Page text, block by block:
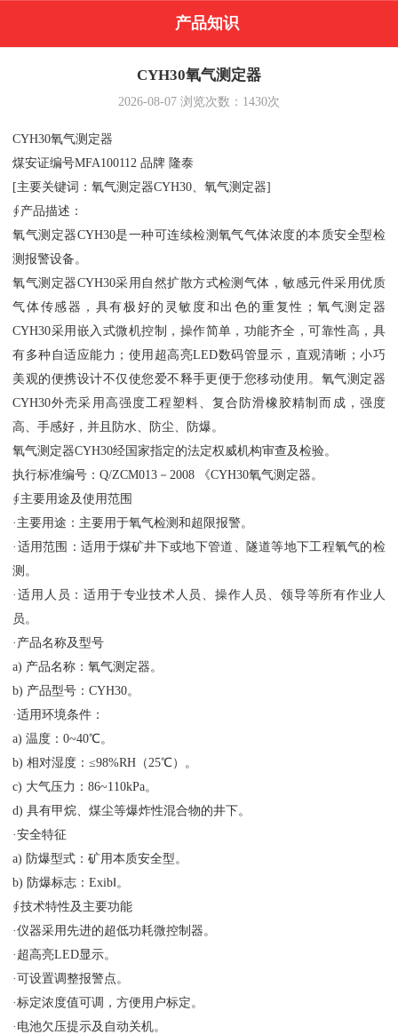
产品知识
CYH30氧气测定器
2026-08-07 浏览次数： 1430次
CYH30氧气测定器
煤安证编号MFA100112 品牌 隆泰
[主要关键词：氧气测定器CYH30、氧气测定器]
∮产品描述：
氧气测定器CYH30是一种可连续检测氧气气体浓度的本质安全型检
测报警设备。
氧气测定器CYH30采用自然扩散方式检测气体，敏感元件采用优质
气体传感器，具有极好的灵敏度和出色的重复性；氧气测定器
CYH30采用嵌入式微机控制，操作简单，功能齐全，可靠性高，具
有多种自适应能力；使用超高亮LED数码管显示，直观清晰；小巧
美观的便携设计不仅使您爱不释手更便于您移动使用。氧气测定器
CYH30外壳采用高强度工程塑料、复合防滑橡胶精制而成，强度
高、手感好，并且防水、防尘、防爆。
氧气测定器CYH30经国家指定的法定权威机构审查及检验。
执行标准编号：Q/ZCM013－2008 《CYH30氧气测定器。
∮主要用途及使用范围
·主要用途：主要用于氧气检测和超限报警。
·适用范围：适用于煤矿井下或地下管道、隧道等地下工程氧气的检
测。
·适用人员：适用于专业技术人员、操作人员、领导等所有作业人
员。
·产品名称及型号
a) 产品名称：氧气测定器。
b) 产品型号：CYH30。
·适用环境条件：
a) 温度：0~40℃。
b) 相对湿度：≤98%RH（25℃）。
c) 大气压力：86~110kPa。
d) 具有甲烷、煤尘等爆炸性混合物的井下。
·安全特征
a) 防爆型式：矿用本质安全型。
b) 防爆标志：ExibⅠ。
∮技术特性及主要功能
·仪器采用先进的超低功耗微控制器。
·超高亮LED显示。
·可设置调整报警点。
·标定浓度值可调，方便用户标定。
·电池欠压提示及自动关机。